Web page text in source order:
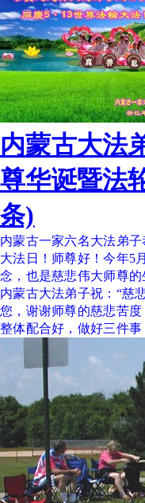
内蒙古大法
尊华诞暨法
条)
内蒙古一家六名大法弟
大法日！师尊好！今年5
念，也是慈悲伟大师尊
内蒙古大法弟子祝：“慈
您，谢谢师尊的慈悲苦度
整体配合好，做好三件事